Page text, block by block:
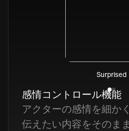
Surprised
感情コントロール機能
アクターの感情を細か
伝えたい内容をそのま